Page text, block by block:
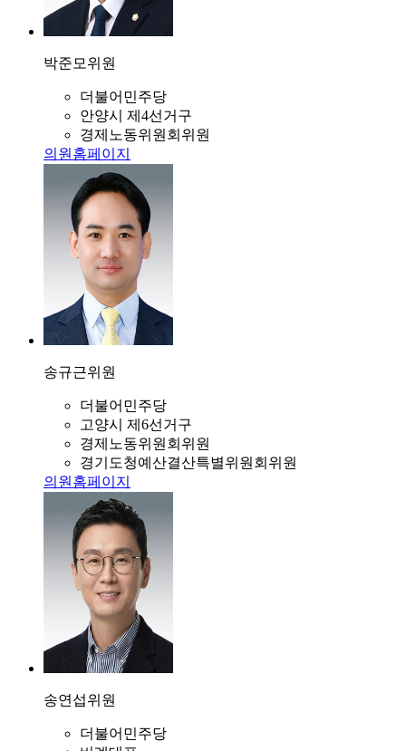
박준모 위원
더불어민주당
안양시 제4선거구
경제노동위원회위원
의원홈페이지
송규근위원
더불어민주당
고양시 제6선거구
경제노동위원회위원
경기도청예산결산특별위원회위원
의원홈페이지
송연섭위원
더불어민주당